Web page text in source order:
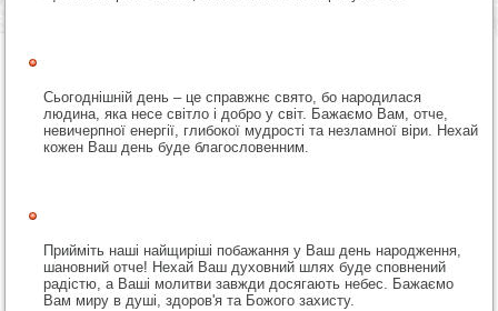
Сьогоднішній день – це справжнє свято, бо народилася
людина, яка несе світло і добро у світ. Бажаємо Вам, отче,
невичерпної енергії, глибокої мудрості та незламної віри. Нехай
кожен Ваш день буде благословенним.
Прийміть наші найщиріші побажання у Ваш день народження,
шановний отче! Нехай Ваш духовний шлях буде сповнений
радістю, а Ваші молитви завжди досягають небес. Бажаємо
Вам миру в душі, здоров'я та Божого захисту.